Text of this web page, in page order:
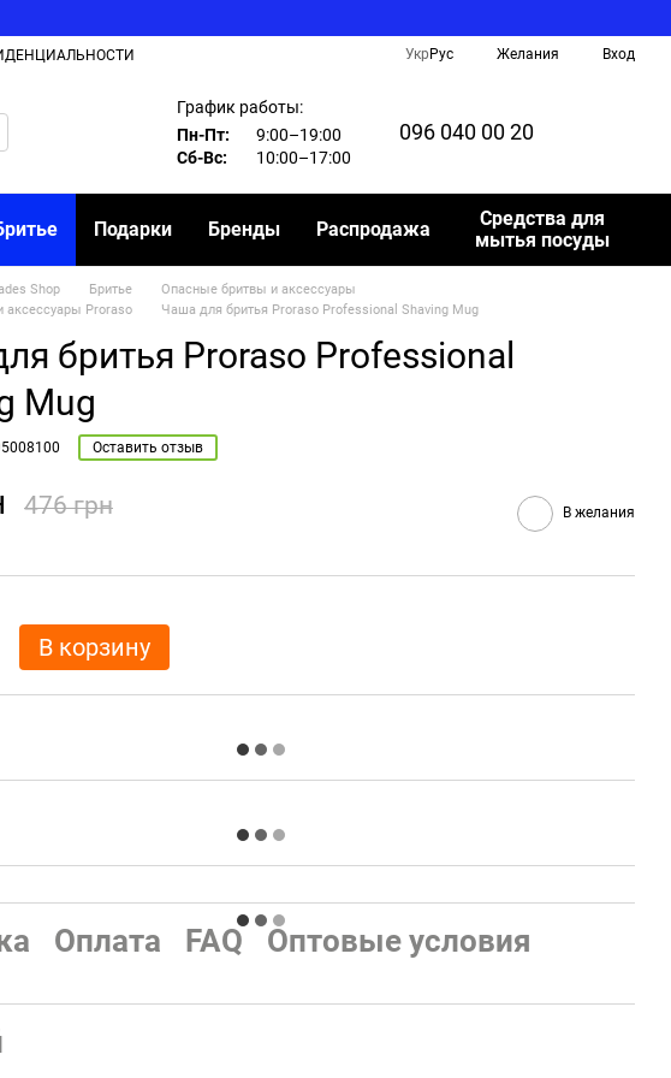
Укр Рус Желания Вход
График работы:
Пн-Пт:
9:00–19:00
Сб-Вс:
10:00–17:00
096 040 00 20
Подарки Бренды Распродажа
Средства для
мытья посуды
Shop Бритье
Опасные бритвы и аксессуары
Proraso
Чаша для бритья Proraso Professional Shaving Mug
бритья Proraso Professional
Mug
Оставить отзыв
476 грн В желания
В корзину
Оплата FAQ Оптовые условия